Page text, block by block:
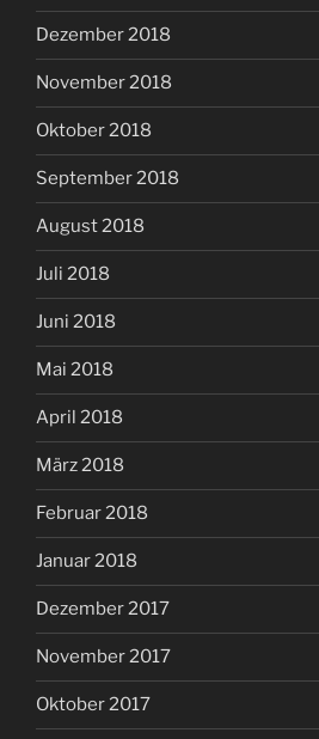
Dezember 2018
November 2018
Oktober 2018
September 2018
August 2018
Juli 2018
Juni 2018
Mai 2018
April 2018
März 2018
Februar 2018
Januar 2018
Dezember 2017
November 2017
Oktober 2017